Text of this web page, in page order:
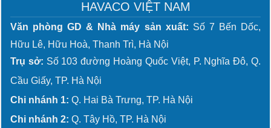
HAVACO VIỆT NAM
Văn phòng GD & Nhà máy sản xuất: Số 7 Bến Dốc,
Hữu Lê, Hữu Hoà, Thanh Trì, Hà Nội
Trụ sở: Số 103 đường Hoàng Quốc Việt, P. Nghĩa Đô, Q.
Cầu Giấy, TP. Hà Nội
Chi nhánh 1: Q. Hai Bà Trưng, TP. Hà Nội
Chi nhánh 2: Q. Tây Hồ, TP. Hà Nội